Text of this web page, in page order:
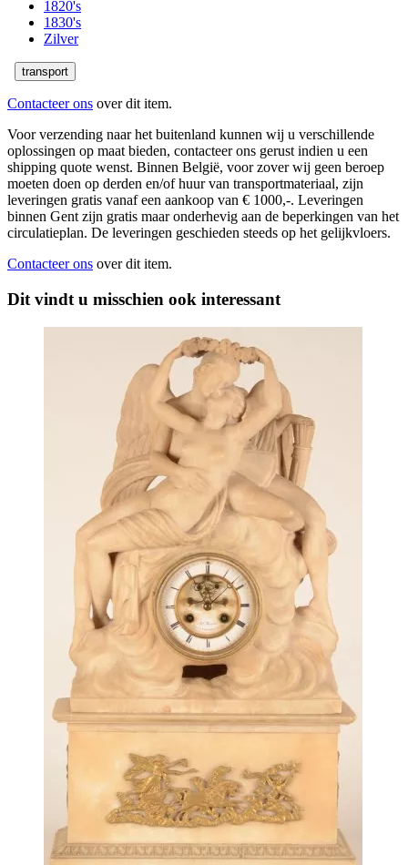
1820's
1830's
Zilver
transport
Contacteer ons over dit item.
Voor verzending naar het buitenland kunnen wij u verschillende
oplossingen op maat bieden, contacteer ons gerust indien u een
shipping quote wenst. Binnen België, voor zover wij geen beroep
moeten doen op derden en/of huur van transportmateriaal, zijn
leveringen gratis vanaf een aankoop van € 1000,-. Leveringen
binnen Gent zijn gratis maar onderhevig aan de beperkingen van het
circulatieplan. De leveringen geschieden steeds op het gelijkvloers.
Contacteer ons over dit item.
Dit vindt u misschien ook interessant